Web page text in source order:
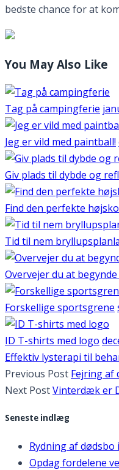
bedste chance for at
You May Also Like
Tag på campingferie
Jeg er vild med paintball!
Giv plads til dybde og
Find den perfekte
Tid til nem
Overvejer du at
Forskellige sportsgrene
ID T-shirts med logo
Effektiv lysterapi til
Previous Post Fejring af
Next PostVinterdæk er
Seneste indlæg
Rydning af dødsbo
Opdag fordelene